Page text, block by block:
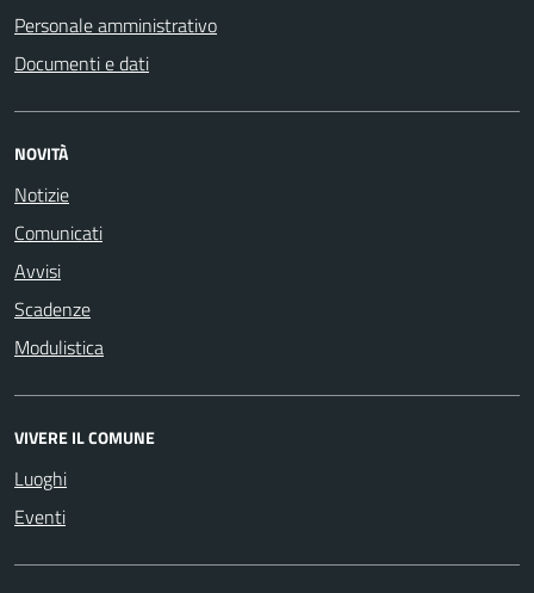
Personale amministrativo
Documenti e dati
NOVITÀ
Notizie
Comunicati
Avvisi
Scadenze
Modulistica
VIVERE IL COMUNE
Luoghi
Eventi